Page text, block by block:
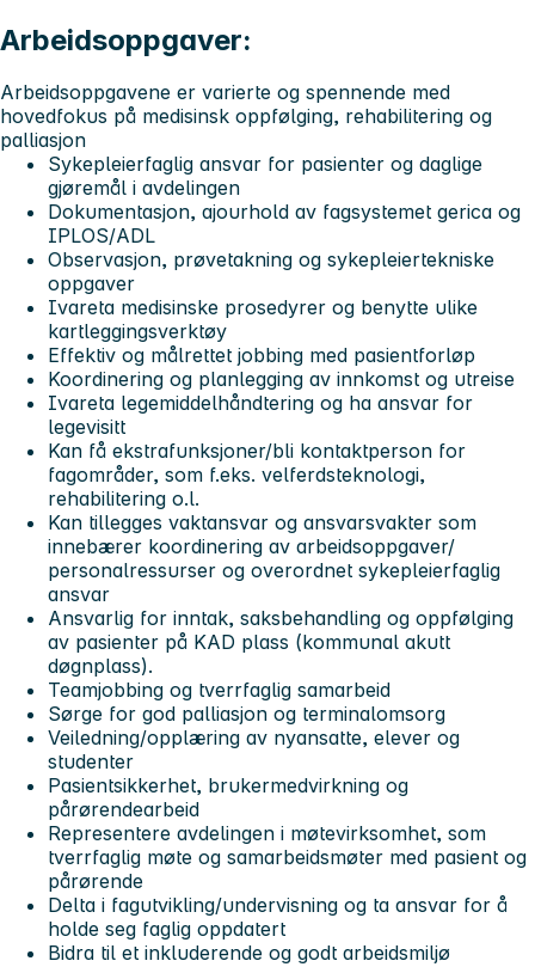
Arbeidsoppgaver:
Arbeidsoppgavene er varierte og spennende med
hovedfokus på medisinsk oppfølging, rehabilitering og
palliasjon
Sykepleierfaglig ansvar for pasienter og daglige
gjøremål i avdelingen
Dokumentasjon, ajourhold av fagsystemet gerica og
IPLOS/ADL
Observasjon, prøvetakning og sykepleiertekniske
oppgaver
Ivareta medisinske prosedyrer og benytte ulike
kartleggingsverktøy
Effektiv og målrettet jobbing med pasientforløp
Koordinering og planlegging av innkomst og utreise
Ivareta legemiddelhåndtering og ha ansvar for
legevisitt
Kan få ekstrafunksjoner/bli kontaktperson for
fagområder, som f.eks. velferdsteknologi,
rehabilitering o.l.
Kan tillegges vaktansvar og ansvarsvakter som
innebærer koordinering av arbeidsoppgaver/
personalressurser og overordnet sykepleierfaglig
ansvar
Ansvarlig for inntak, saksbehandling og oppfølging
av pasienter på KAD plass (kommunal akutt
døgnplass).
Teamjobbing og tverrfaglig samarbeid
Sørge for god palliasjon og terminalomsorg
Veiledning/opplæring av nyansatte, elever og
studenter
Pasientsikkerhet, brukermedvirkning og
pårørendearbeid
Representere avdelingen i møtevirksomhet, som
tverrfaglig møte og samarbeidsmøter med pasient og
pårørende
Delta i fagutvikling/undervisning og ta ansvar for å
holde seg faglig oppdatert
Bidra til et inkluderende og godt arbeidsmiljø